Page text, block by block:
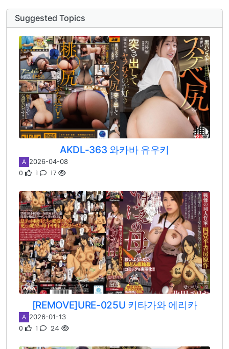
Suggested Topics
AKDL-363 와카바 유우키
A 2026-04-08
0 1 17
[REMOVE]URE-025U 키타가와 에리카
A 2026-01-13
0 1 24